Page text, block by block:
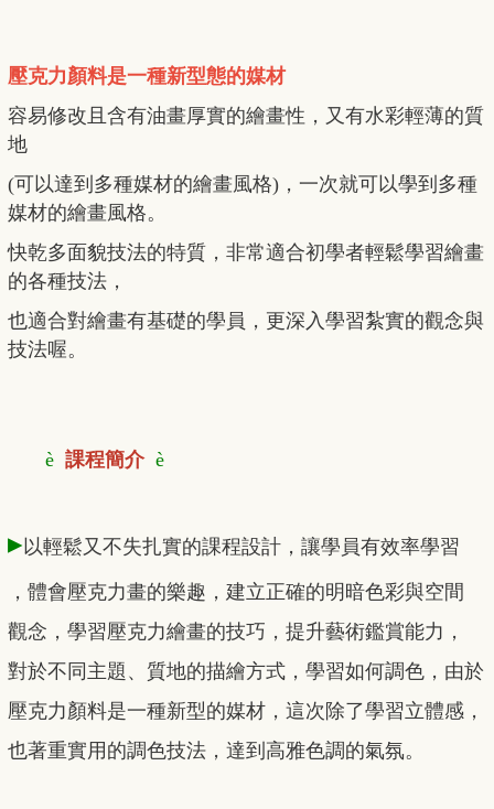
壓克力顏料是一種新型態的媒材
容易修改且含有油畫厚實的繪畫性，又有水彩輕薄的質
地
(可以達到多種媒材的繪畫風格)，一次就可以學到多種
媒材的繪畫風格。
快乾多面貌技法的特質，非常適合初學者輕鬆學習繪畫
的各種技法，
也適合對繪畫有基礎的學員，更深入學習紮實的觀念與
技法喔。
è 課程簡介 è
▸ 以輕鬆又不失扎實的課程設計，讓學員有效率學習
，體會壓克力畫的樂趣，建立正確的明暗色彩與空間
觀念，學習壓克力繪畫的技巧，提升藝術鑑賞能力，
對於不同主題、質地的描繪方式，學習如何調色，由於
壓克力顏料是一種新型的媒材，這次除了學習立體感，
也著重實用的調色技法，達到高雅色調的氣氛。